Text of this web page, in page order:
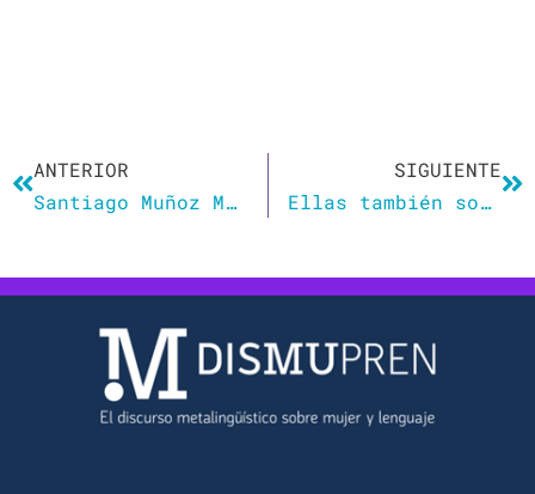
ANTERIOR
Santiago Muñoz Machado, director de la RAE: «Si el diccionario define ‘judío’ como ‘avaro’ es porque el pueblo lo utiliza»
SIGUIENTE
Ellas también son fontaneras, carpinteras, electricistas… «En dos de cada 10 casas a las que voy al día, se nota que no les hace gracia que sea una mujer»